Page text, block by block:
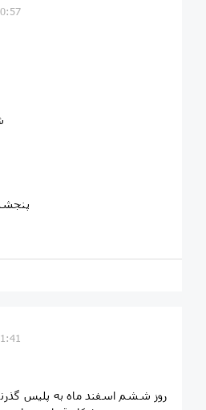
🖤پنجشنبه۴ تیر
روز ششم اسفند ماه به پلیس